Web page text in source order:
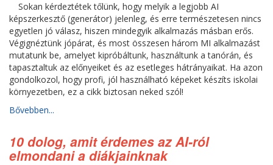
Sokan kérdeztétek tőlünk, hogy melyik a legjobb AI
képszerkesztő (generátor) jelenleg, és erre természetesen nincs
egyetlen jó válasz, hiszen mindegyik alkalmazás másban erős.
Végignéztünk jópárat, és most összesen három MI alkalmazást
mutatunk be, amelyet kipróbáltunk, használtunk a tanórán, és
tapasztaltuk az előnyeiket és az esetleges hátrányaikat. Ha azon
gondolkozol, hogy profi, jól használható képeket készíts iskolai
környezetben, ez a cikk biztosan neked szól!
Bővebben...
10 dolog, amit érdemes az AI-ról
elmondani a diákjainknak